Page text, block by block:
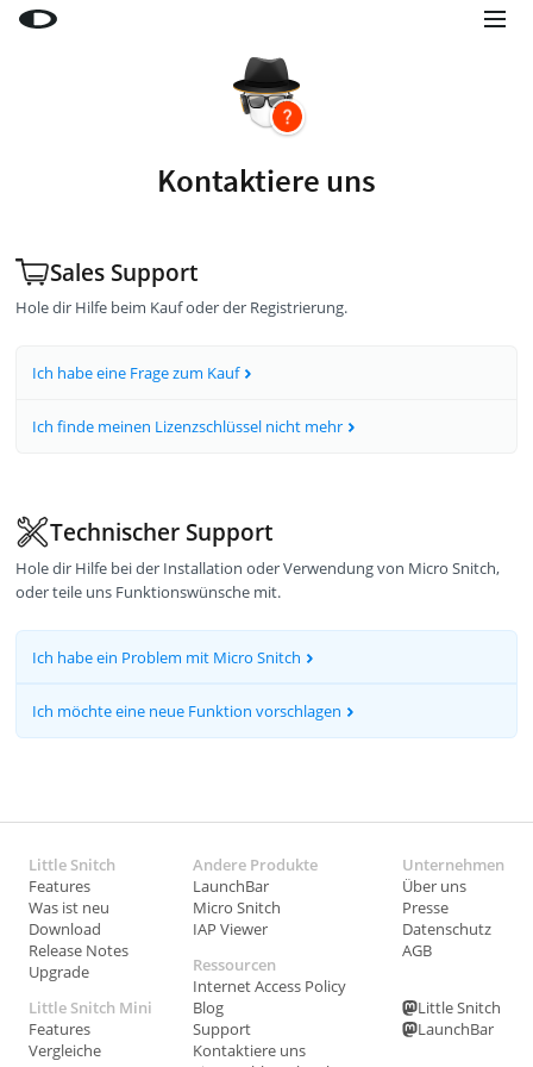
Mehr Produkte
Support
Blog
Kontaktiere uns
Sales Support
Hole dir Hilfe beim Kauf oder der Registrierung.
Ich habe eine Frage zum Kauf
Ich finde meinen Lizenzschlüssel nicht mehr
Technischer Support
Hole dir Hilfe bei der Installation oder Verwendung von Micro Snitch,
oder teile uns Funktionswünsche mit.
Ich habe ein Problem mit Micro Snitch
Ich möchte eine neue Funktion vorschlagen
Little Snitch
Features
Was ist neu
Download
Release Notes
Upgrade
Little Snitch Mini
Features
Vergleiche
Andere Produkte
LaunchBar
Micro Snitch
IAP Viewer
Ressourcen
Internet Access Policy
Blog
Support
Kontaktiere uns
Unternehmen
Über uns
Presse
Datenschutz
AGB
Little Snitch
LaunchBar